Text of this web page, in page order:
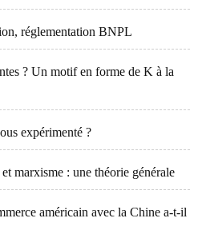
réglementation BNPL
? Un motif en forme de K à la
expérimenté ?
marxisme : une théorie générale
américain avec la Chine a-t-il